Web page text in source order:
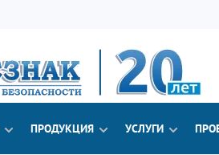
ПРОДУКЦИЯ УСЛУГИ